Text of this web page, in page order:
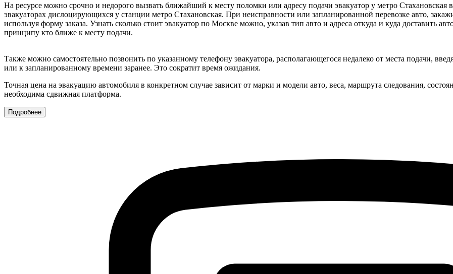
На ресурсе можно срочно и недорого вызвать ближайший к месту поломки или адресу подачи эвакуатор у метро
эвакуаторах дислоцирующихся у станции метро Стахановская. При неисправности или запланированной перевозке авто,
используя форму заказа. Узнать сколько стоит эвакуатор по Москве можно, указав тип авто и адреса откуда и куда доставить
принципу кто ближе к месту подачи.
Также можно самостоятельно позвонить по указанному телефону эвакуатора, располагающегося недалеко от места подачи,
или к запланированному времени заранее. Это сократит время ожидания.
Точная цена на эвакуацию автомобиля в конкретном случае зависит от марки и модели авто, веса, маршрута следования,
необходима сдвижная платформа.
Подробнее